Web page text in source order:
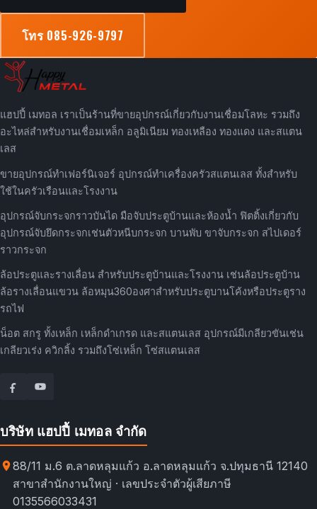
โทร 085-926-9797
แฮปปี้ เมทอล เราเป็นร้านที่ขายอุปกรณ์เกี่ยวกับงานเชื่อมโลหะ รวมถึง
อะไหล่สำหรับงานเชื่อมเหล็ก อลูมิเนียม ทองเหลือง ทองแดง และสแตน
เลส
ขายอุปกรณ์ทำเฟอร์นิเจอร์ อุปกรณ์ทำเครื่องครัวสแตนเลส ทั้งสำหรับ
ใช้ในครัวเรือนและโรงงาน
อุปกรณ์จับกระจกราวบันได มือจับประตูบ้านและห้องน้ำ ฟิตติ้งเกี่ยวกับ
อุปกรณ์จับยึดกระจกเช่นตัวหนีบกระจก บานพับ ขาจับกระจก สไปเดอร์
ราวกระจก
ล้อประตูและรางเลื่อน สำหรับประตูบ้านและโรงงาน เช่นล้อประตูบ้าน
ล้อรางเลื่อนแขวน ล้อหมุน360องศาสำหรับประตูบานโค้งหรือประตูราง
รถไฟ
น็อต สกรู ทั้งเหล็ก เหล็กดำเกรด และสแตนเลส อุปกรณ์มีเกลียวขันเช่น
เกลียวเร่ง ควิกลิ้ง รวมถึงโซ่เหล็ก โซ่สแตนเลส
บริษัท แฮปปี้ เมทอล จำกัด
88/11 ม.6 ต.ลาดหลุมแก้ว อ.ลาดหลุมแก้ว จ.ปทุมธานี 12140
สาขาสำนักงานใหญ่ · เลขประจำตัวผู้เสียภาษี
0135566033431